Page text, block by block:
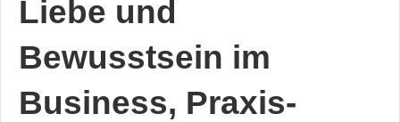
Liebe und
Bewusstsein im
Business, Praxis-